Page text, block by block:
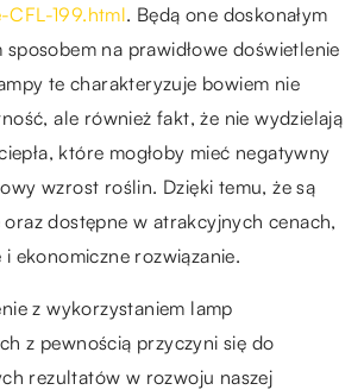
CFL-199.html. Będą one doskonałym
sposobem na prawidłowe doświetlenie
te charakteryzuje bowiem nie
ale również fakt, że nie wydzielają
które mogłoby mieć negatywny
wzrost roślin. Dzięki temu, że są
dostępne w atrakcyjnych cenach,
ekonomiczne rozwiązanie.
z wykorzystaniem lamp
z pewnością przyczyni się do
rezultatów w rozwoju naszej